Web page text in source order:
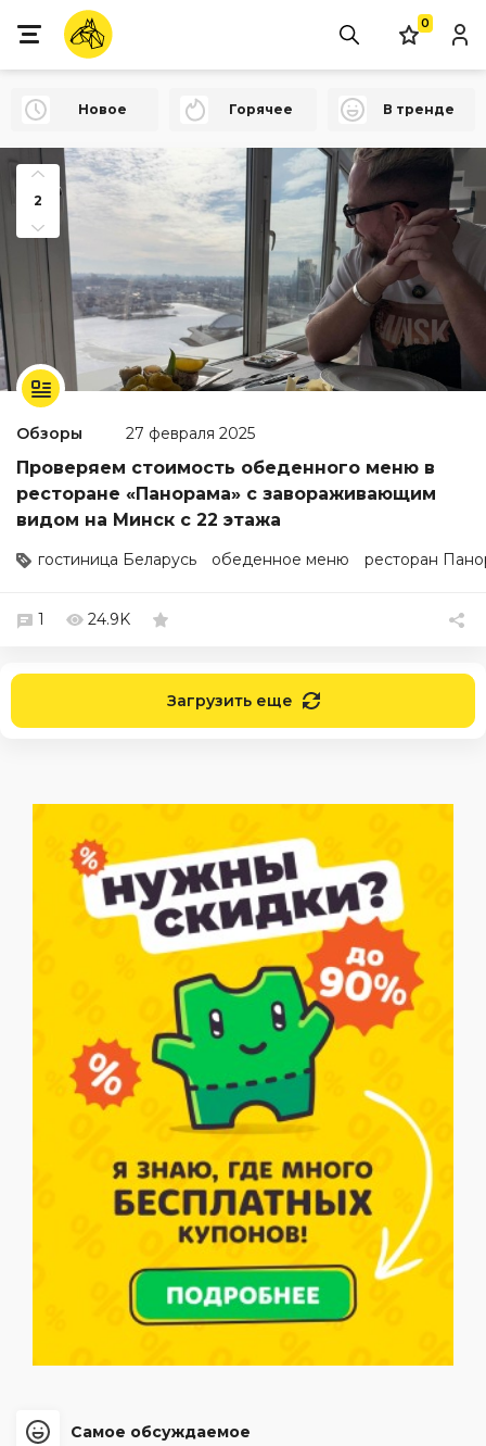
0
Новое Горячее В тренде
2
Обзоры 27 февраля 2025
Проверяем стоимость обеденного меню в
ресторане «Панорама» с завораживающим
видом на Минск с 22 этажа
гостиница Беларусь обеденное меню ресторан
1 24.9K
Загрузить еще
Самое обсуждаемое